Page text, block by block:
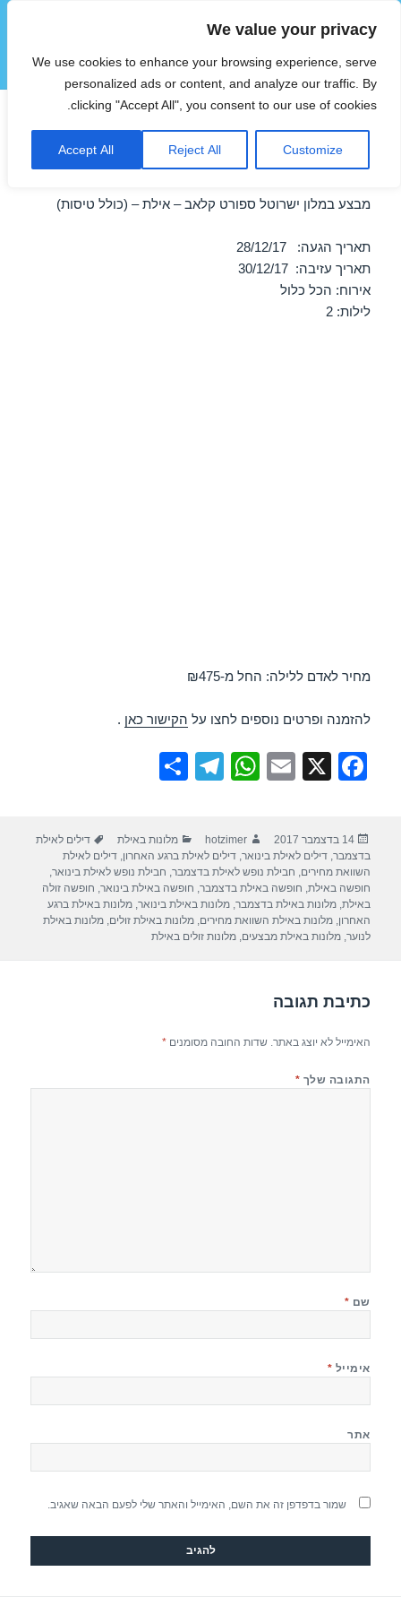
We value your privacy
We use cookies to enhance your browsing experience, serve
personalized ads or content, and analyze our traffic. By
clicking "Accept All", you consent to our use of cookies.
Customize
Reject All
Accept All
הוטצימר
תפריטים
ווידג'טים
חופשה במלון ישרוטל ספורט
קלאב – אילת 28/12/2017
מבצע במלון ישרוטל ספורט קלאב – אילת – (כולל טיסות)
תאריך הגעה: 28/12/17
תאריך עזיבה: 30/12/17
אירוח: הכל כלול
לילות: 2
מחיר לאדם ללילה: החל מ-₪475
להזמנה ופרטים נוספים לחצו על הקישור כאן .
F
e
b
o
o
X
E
W
s
A
p
p
T
gr
a
m
e
פורסם
בתאריך
14 בדצמבר 2017 מחבר
hotzimer קטגוריות
מלונות באילת תגיות
דילים לאילת
בדצמבר,דילים לאילת בינואר,דילים לאילת ברגע האחרון,דילים לאילת
השוואת מחירים, חבילת נופש לאילת בדצמבר, חבילת נופש לאילת בינואר,
חופשה באילת, חופשה באילת בדצמבר, חופשה באילת בינואר, חופשה זולה
באילת,מלונות באילת בדצמבר,מלונות באילת בינואר,מלונות באילת ברגע
האחרון,מלונות באילת השוואת מחירים,מלונות באילת זולים,מלונות באילת
לנוער,מלונות באילת מבצעים,מלונות זולים באילת
כתיבת תגובה
האימייל לא יוצג באתר. שדות החובה מסומנים*
התגובה שלך *
שם *
אימייל *
אתר
שמור בדפדפן זה את השם, האימייל והאתר שלי לפעם הבאה שאגיב.